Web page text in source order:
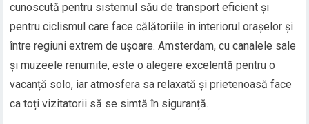
cunoscută pentru sistemul său de transport eficient și
pentru ciclismul care face călătoriile în interiorul orașelor și
între regiuni extrem de ușoare. Amsterdam, cu canalele sale
și muzeele renumite, este o alegere excelentă pentru o
vacanță solo, iar atmosfera sa relaxată și prietenoasă face
ca toți vizitatorii să se simtă în siguranță.